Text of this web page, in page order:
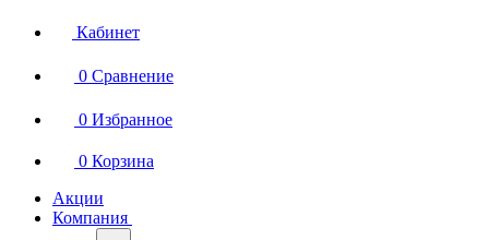
Кабинет
0 Сравнение
0 Избранное
0 Корзина
Акции
Компания